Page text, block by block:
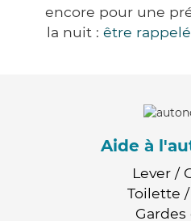
encore pour une
la nuit : être
Aide à
Lever /
Toilette